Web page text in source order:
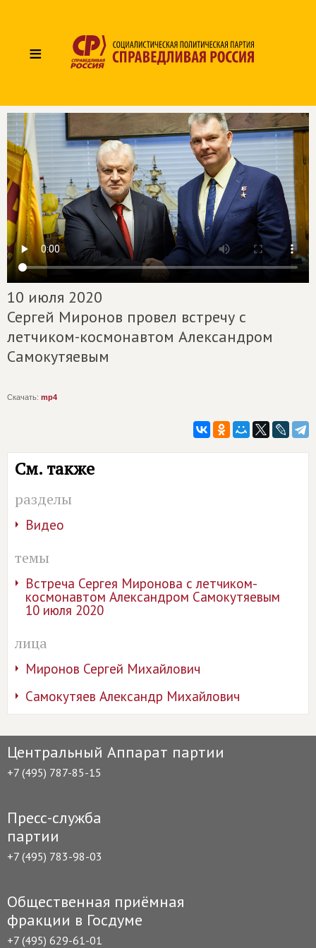
≡
10 июля 2020
Сергей Миронов провел встречу с
летчиком-космонавтом Александром
Самокутяевым
Скачать: mp4
См. также
разделы
Видео
темы
Встреча Сергея Миронова с летчиком-
космонавтом Александром Самокутяевым
10 июля 2020
лица
Миронов Сергей Михайлович
Самокутяев Александр Михайлович
Центральный Аппарат партии
+7 (495) 787-85-15
Пресс-служба
партии
+7 (495) 783-98-03
Общественная приёмная
фракции в Госдуме
+7 (495) 629-61-01